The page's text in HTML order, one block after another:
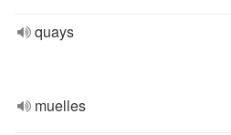
quays
muelles